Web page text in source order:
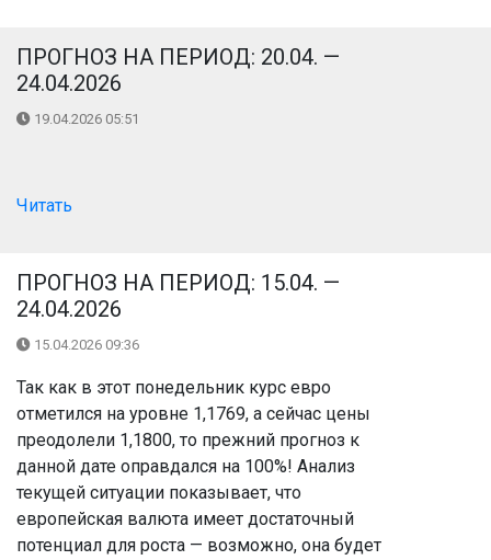
ПРОГНОЗ НА ПЕРИОД: 20.04. —
24.04.2026
19.04.2026 05:51
Читать
ПРОГНОЗ НА ПЕРИОД: 15.04. —
24.04.2026
15.04.2026 09:36
Так как в этот понедельник курс евро
отметился на уровне 1,1769, а сейчас цены
преодолели 1,1800, то прежний прогноз к
данной дате оправдался на 100%! Анализ
текущей ситуации показывает, что
европейская валюта имеет достаточный
потенциал для роста — возможно, она будет